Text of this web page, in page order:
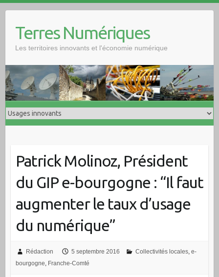
Terres Numériques
Les territoires innovants et l'économie numérique
Patrick Molinoz, Président
du GIP e-bourgogne : “Il faut
augmenter le taux d’usage
du numérique”
Rédaction 5 septembre 2016 Collectivités locales, e-
bourgogne, Franche-Comté